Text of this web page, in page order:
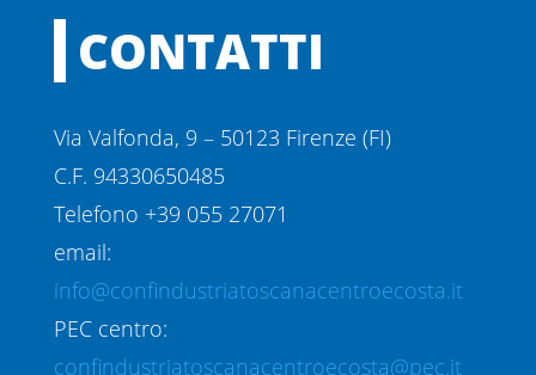
CONTATTI
Via Valfonda, 9 – 50123 Firenze (FI)
C.F. 94330650485
Telefono +39 055 27071
email:
info@confindustriatoscanacentroecosta.it
PEC centro:
confindustriatoscanacentroecosta@pec.it